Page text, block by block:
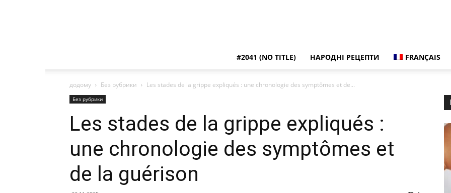
#2041 (NO TITLE) НАРОДНІ РЕЦЕПТИ FRANÇAIS
додому Без рубрики Les stades de la grippe expliqués : une chronologie des symptômes et de...
Без рубрики
Les stades de la grippe expliqués :
une chronologie des symptômes et
de la guérison